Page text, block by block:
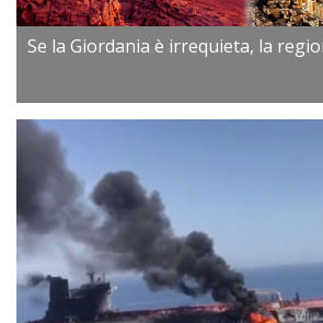
Se la Giordania è irrequieta, la